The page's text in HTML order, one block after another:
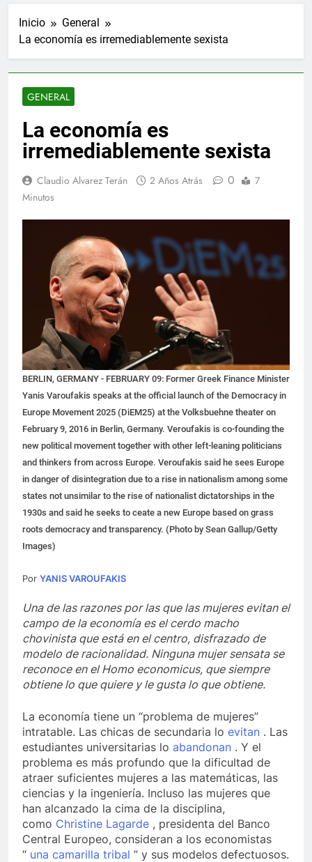
Inicio
General
La economía es irremediablemente sexista
GENERAL
La economía es
irremediablemente sexista
Claudio Alvarez Terán 2 Años Atrás 0
7
Minutos
BERLIN, GERMANY - FEBRUARY 09: Former Greek Finance Minister
Yanis Varoufakis speaks at the official launch of the Democracy in
Europe Movement 2025 (DiEM25) at the Volksbuehne theater on
February 9, 2016 in Berlin, Germany. Veroufakis is co-founding the
new political movement together with other left-leaning politicians
and thinkers from across Europe. Veroufakis said he sees Europe
in danger of disintegration due to a rise in nationalism among some
states not unsimilar to the rise of nationalist dictatorships in the
1930s and said he seeks to ceate a new Europe based on grass
roots democracy and transparency. (Photo by Sean Gallup/Getty
Images)
Por YANIS VAROUFAKIS
Una de las razones por las que las mujeres evitan el
campo de la economía es el cerdo macho
chovinista que está en el centro, disfrazado de
modelo de racionalidad. Ninguna mujer sensata se
reconoce en el Homo economicus, que siempre
obtiene lo que quiere y le gusta lo que obtiene.
La economía tiene un “problema de mujeres”
intratable. Las chicas de secundaria lo evitan . Las
estudiantes universitarias lo abandonan . Y el
problema es más profundo que la dificultad de
atraer suficientes mujeres a las matemáticas, las
ciencias y la ingeniería. Incluso las mujeres que
han alcanzado la cima de la disciplina,
como Christine Lagarde , presidenta del Banco
Central Europeo, consideran a los economistas
“ una camarilla tribal ” y sus modelos defectuosos.